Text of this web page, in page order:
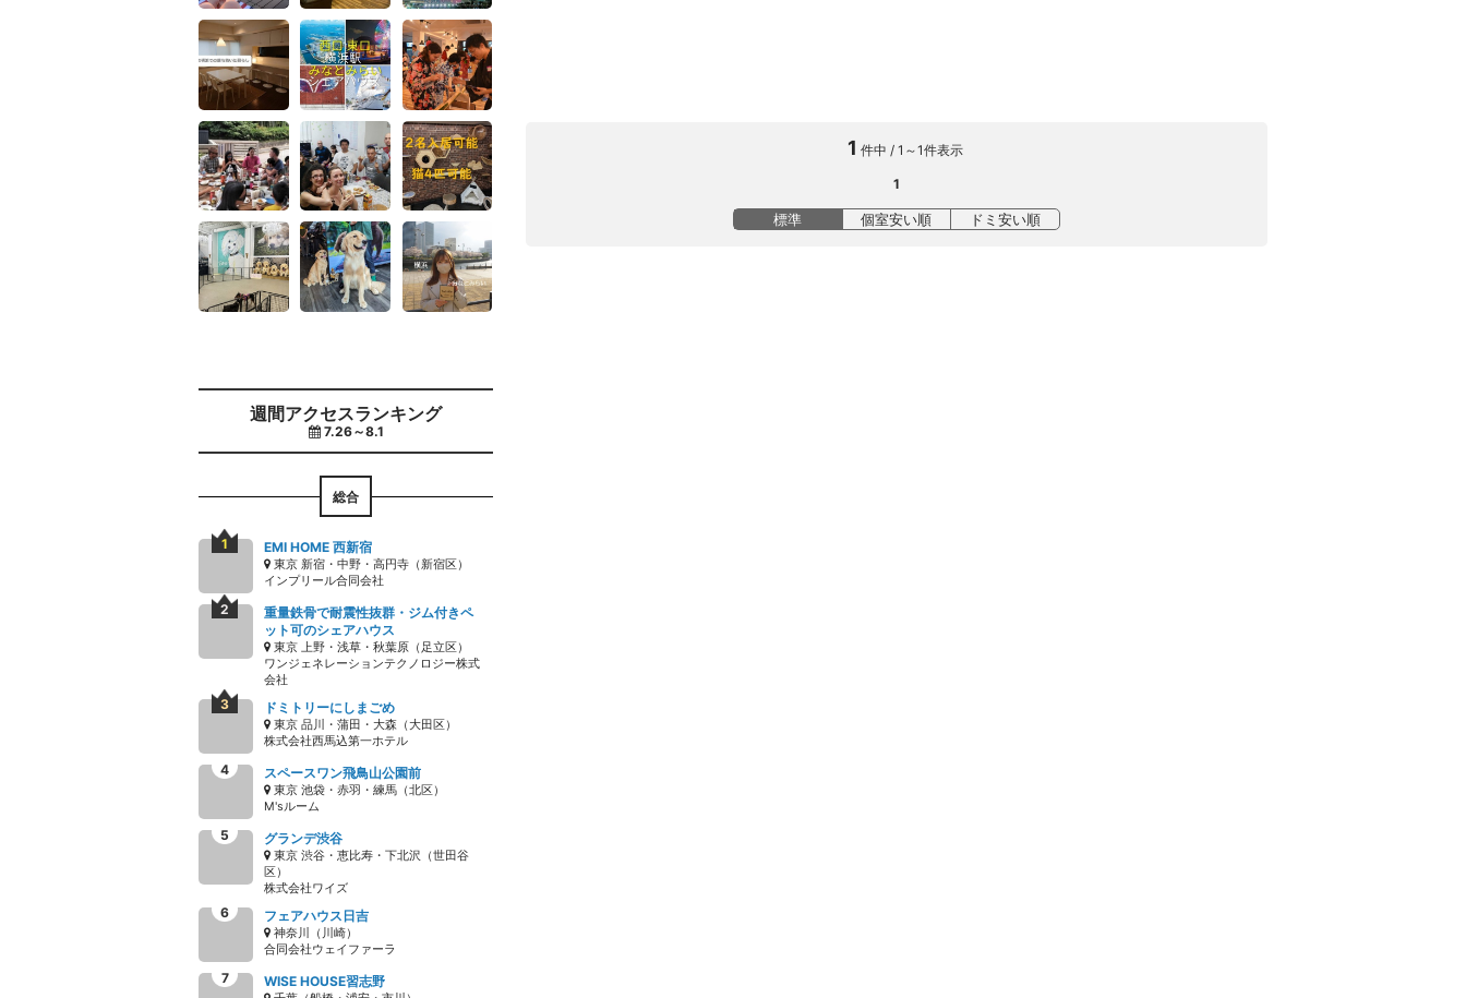
週間アクセスランキング
7.26～8.1
総合
EMI HOME 西新宿
東京 新宿・中野・高円寺（新宿区）
インプリール合同会社
重量鉄骨で耐震性抜群・ジム付きペ
ット可のシェアハウス
東京 上野・浅草・秋葉原（足立区）
ワンジェネレーションテクノロジー株式
会社
ドミトリーにしまごめ
東京 品川・蒲田・大森（大田区）
株式会社西馬込第一ホテル
スペースワン飛鳥山公園前
東京 池袋・赤羽・練馬（北区）
M'sルーム
グランデ渋谷
東京 渋谷・恵比寿・下北沢（世田谷
区）
株式会社ワイズ
フェアハウス日吉
神奈川（川崎）
合同会社ウェイファーラ
WISE HOUSE習志野
1 件中 / 1～1件表示
1
標準 個室安い順 ドミ安い順